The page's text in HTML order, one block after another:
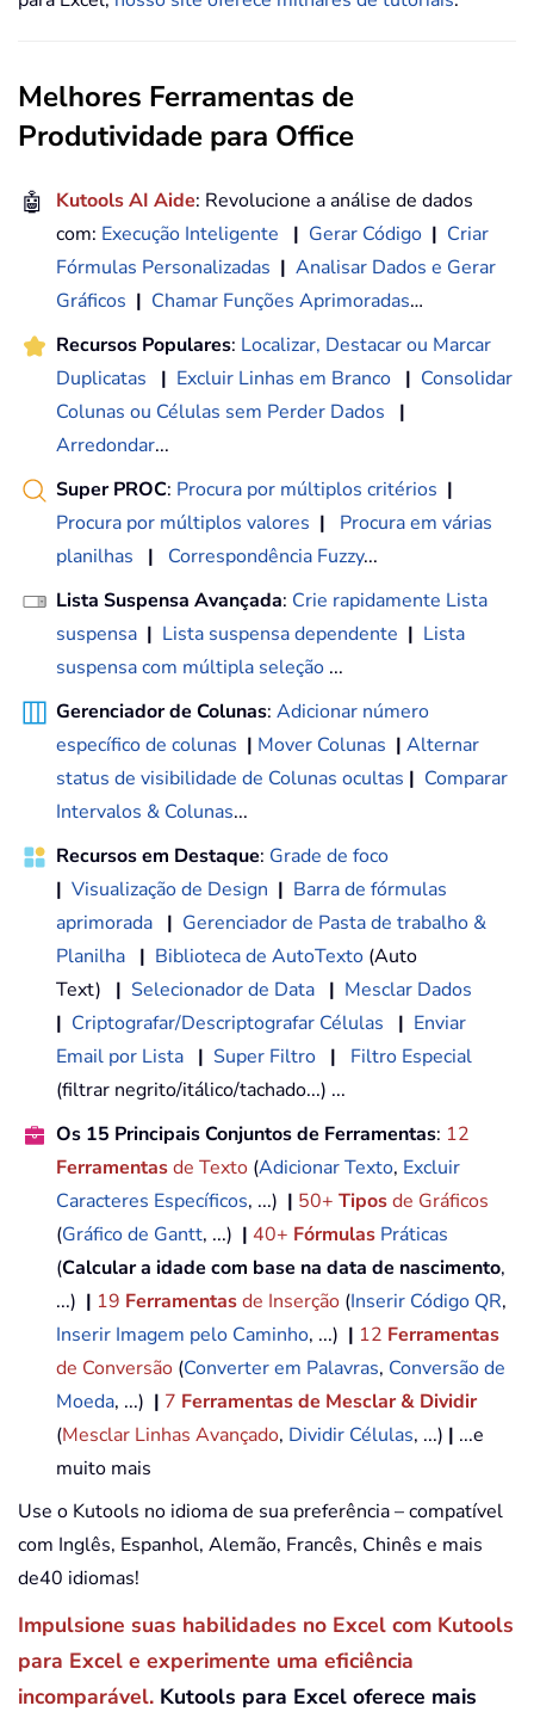
Melhores Ferramentas de
Produtividade para Office
🤖 Kutools AI Aide: Revolucione a análise de dados
com: Execução Inteligente | Gerar Código | Criar
Fórmulas Personalizadas | Analisar Dados e Gerar
Gráficos | Chamar Funções Aprimoradas…
Recursos Populares: Localizar, Destacar ou Marcar
Duplicatas
| Excluir Linhas em Branco | Consolidar
Colunas ou Células sem Perder Dados
|
Arredondar...
Super PROC: Procura por múltiplos critérios |
Procura por múltiplos valores |
Procura em várias
planilhas
| Correspondência Fuzzy...
Lista Suspensa Avançada: Crie rapidamente Lista
suspensa | Lista suspensa dependente | Lista
suspensa com múltipla seleção ...
Gerenciador de Colunas: Adicionar número
específico de colunas | Mover Colunas | Alternar
status de visibilidade de Colunas ocultas | Comparar
Intervalos & Colunas...
Recursos em Destaque: Grade de foco
| Visualização de Design | Barra de fórmulas
aprimorada | Gerenciador de Pasta de trabalho &
Planilha | Biblioteca de AutoTexto (Auto
Text) | Selecionador de Data | Mesclar Dados
| Criptografar/Descriptografar Células | Enviar
Email por Lista | Super Filtro |
Filtro Especial
(filtrar negrito/itálico/tachado...) ...
Os 15 Principais Conjuntos de Ferramentas: 12
Ferramentasde Texto (Adicionar Texto, Excluir
Caracteres Específicos, ...) | 50+ Tiposde Gráficos
(Gráfico de Gantt, ...) | 40+ Fórmulas Práticas
(Calcular a idade com base na data de nascimento,
...) | 19 Ferramentasde Inserção (Inserir Código QR,
Inserir Imagem pelo Caminho, ...) | 12 Ferramentas
de Conversão (Converter em Palavras, Conversão de
Moeda, ...) | 7 Ferramentas de Mesclar & Dividir
(Mesclar Linhas Avançado, Dividir Células, ...) | ...e
muito mais
Use o Kutools no idioma de sua preferência – compatível
com Inglês, Espanhol, Alemão, Francês, Chinês e mais
de40 idiomas!
Impulsione suas habilidades no Excel com Kutools
para Excel e experimente uma eficiência
incomparável. Kutools para Excel oferece mais